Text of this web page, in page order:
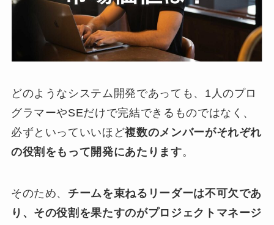
どのようなシステム開発であっても、1人のプロ
グラマーやSEだけで完結できるものではなく、
必ずといっていいほど複数のメンバーがそれぞれ
の役割をもって開発にあたります。
そのため、 チームを束ねるリーダーは不可欠であ
り、その役割を果たすのがプロジェクトマネージ